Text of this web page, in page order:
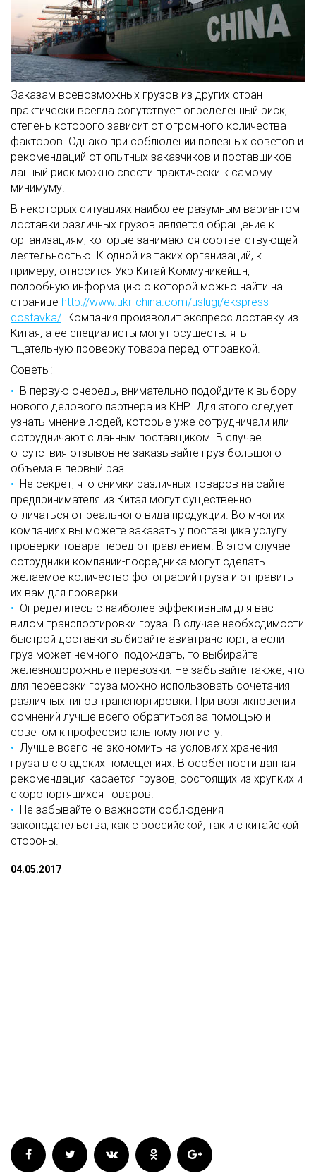
Заказам всевозможных грузов из других стран
практически всегда сопутствует определенный риск,
степень которого зависит от огромного количества
факторов. Однако при соблюдении полезных советов и
рекомендаций от опытных заказчиков и поставщиков
данный риск можно свести практически к самому
минимуму.
В некоторых ситуациях наиболее разумным вариантом
доставки различных грузов является обращение к
организациям, которые занимаются соответствующей
деятельностью. К одной из таких организаций, к
примеру, относится Укр Китай Коммуникейшн,
подробную информацию о которой можно найти на
странице http://www.ukr-china.com/uslugi/ekspress-
dostavka/. Компания производит экспресс доставку из
Китая, а ее специалисты могут осуществлять
тщательную проверку товара перед отправкой.
Советы:
В первую очередь, внимательно подойдите к выбору
нового делового партнера из КНР. Для этого следует
узнать мнение людей, которые уже сотрудничали или
сотрудничают с данным поставщиком. В случае
отсутствия отзывов не заказывайте груз большого
объема в первый раз.
Не секрет, что снимки различных товаров на сайте
предпринимателя из Китая могут существенно
отличаться от реального вида продукции. Во многих
компаниях вы можете заказать у поставщика услугу
проверки товара перед отправлением. В этом случае
сотрудники компании-посредника могут сделать
желаемое количество фотографий груза и отправить
их вам для проверки.
Определитесь с наиболее эффективным для вас
видом транспортировки груза. В случае необходимости
быстрой доставки выбирайте авиатранспорт, а если
груз может немного подождать, то выбирайте
железнодорожные перевозки. Не забывайте также, что
для перевозки груза можно использовать сочетания
различных типов транспортировки. При возникновении
сомнений лучше всего обратиться за помощью и
советом к профессиональному логисту.
Лучше всего не экономить на условиях хранения
груза в складских помещениях. В особенности данная
рекомендация касается грузов, состоящих из хрупких и
скоропортящихся товаров.
Не забывайте о важности соблюдения
законодательства, как с российской, так и с китайской
стороны.
04.05.2017